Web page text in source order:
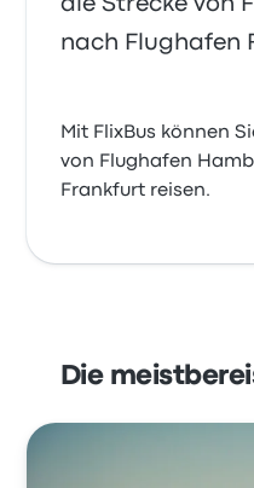
die Strecke von
nach Flughafen
Mit FlixBus können
von Flughafen
Frankfurt reisen.
Die